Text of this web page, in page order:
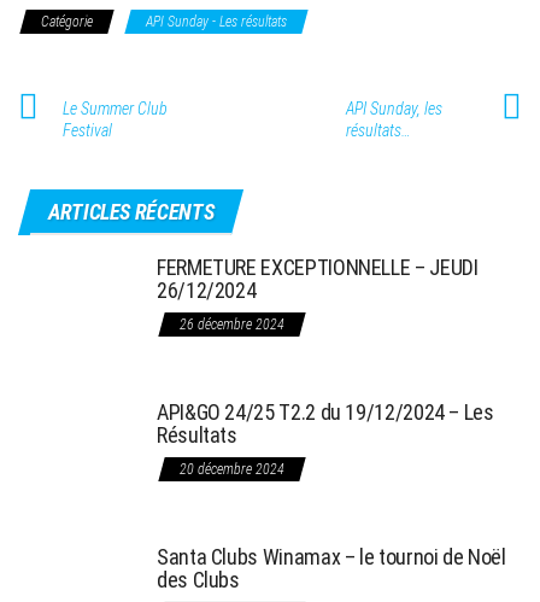
Catégorie API Sunday - Les résultats
Le Summer Club
Festival
API Sunday, les
résultats…
ARTICLES RÉCENTS
FERMETURE EXCEPTIONNELLE – JEUDI
26/12/2024
26 décembre 2024
API&GO 24/25 T2.2 du 19/12/2024 – Les
Résultats
20 décembre 2024
Santa Clubs Winamax – le tournoi de Noël
des Clubs